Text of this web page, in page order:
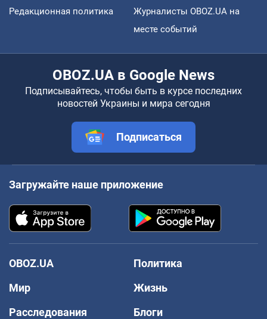
Редакционная политика
Журналисты OBOZ.UA на
месте событий
OBOZ.UA в Google News
Подписывайтесь, чтобы быть в курсе последних
новостей Украины и мира сегодня
Подписаться
Загружайте наше приложение
OBOZ.UA
Политика
Мир
Жизнь
Расследования
Блоги